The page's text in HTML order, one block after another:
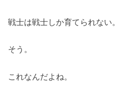
戦士は戦士しか育てられない。
そう。
これなんだよね。